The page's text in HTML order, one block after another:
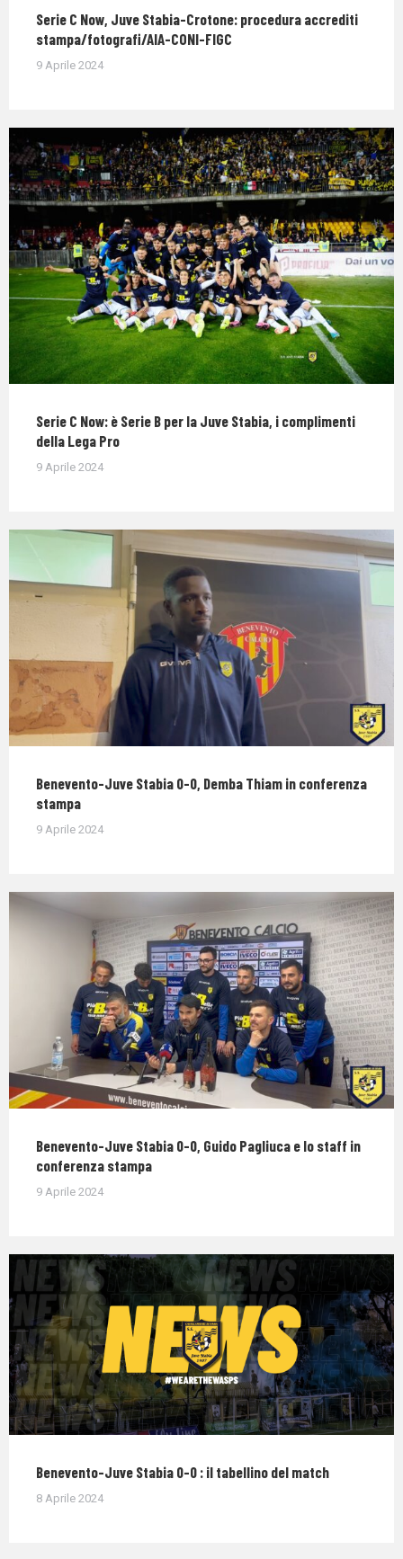
Serie C Now, Juve Stabia-Crotone: procedura accrediti
stampa/fotografi/AIA-CONI-FIGC
9 Aprile 2024
Serie C Now: è Serie B per la Juve Stabia, i complimenti
della Lega Pro
9 Aprile 2024
Benevento-Juve Stabia 0-0, Demba Thiam in conferenza
stampa
9 Aprile 2024
Benevento-Juve Stabia 0-0, Guido Pagliuca e lo staff in
conferenza stampa
9 Aprile 2024
Benevento-Juve Stabia 0-0 : il tabellino del match
8 Aprile 2024